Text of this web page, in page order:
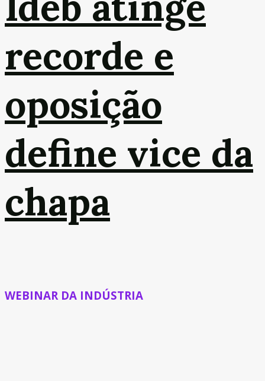
recorde e
oposição
define vice da
chapa
WEBINAR DA INDÚSTRIA